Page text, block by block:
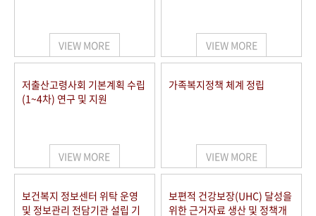
VIEW MORE VIEW MORE
저출산고령사회 기본계획 수립
(1~4차) 연구 및 지원
VIEW MORE
가족복지정책 체계 정립
VIEW MORE
보건복지 정보센터 위탁 운영
및 정보관리 전담기관 설립 기
보편적 건강보장(UHC) 달성을
위한 근거자료 생산 및 정책개